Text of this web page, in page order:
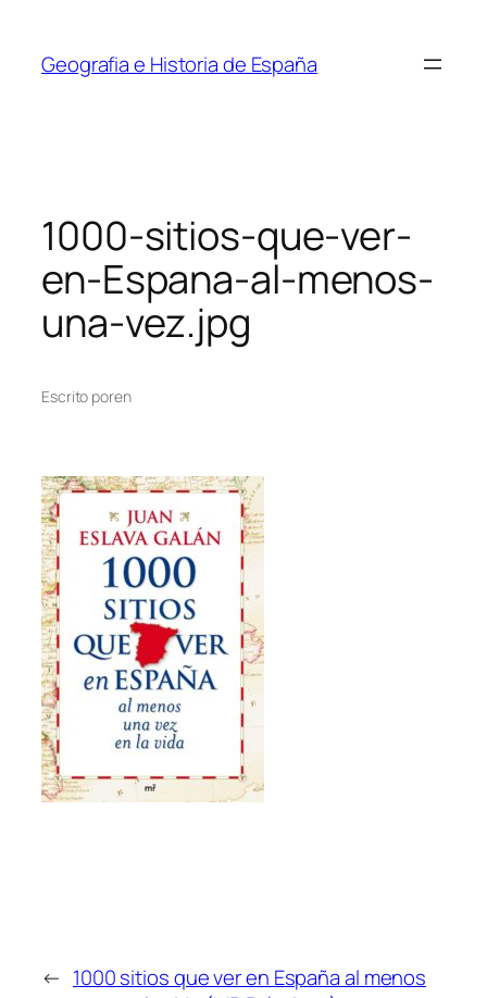
contenido
Geografia e Historia de España
1000-sitios-que-ver-
en-Espana-al-menos-
una-vez.jpg
Escrito poren
← 1000 sitios que ver en España al menos